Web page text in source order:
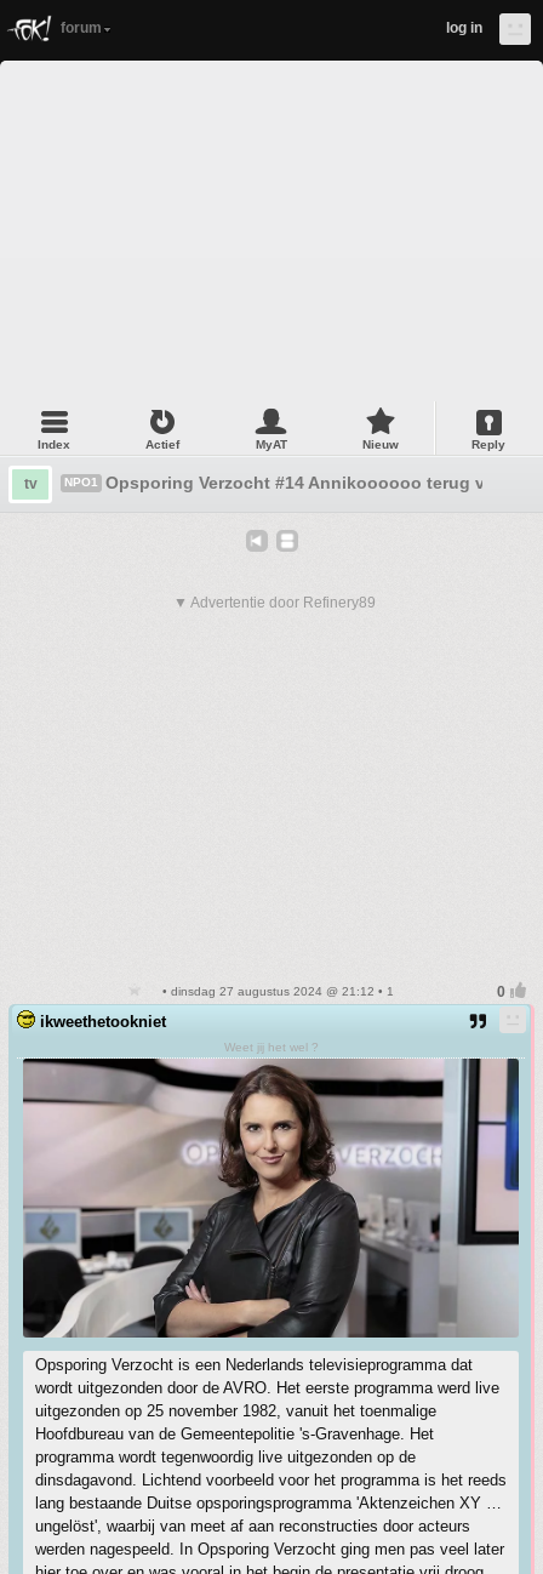
forum log in
Index Actief MyAT Nieuw Reply
tv NPO1 Opsporing Verzocht #14 Annikoooooo terug van
▼ Advertentie door Refinery89
• dinsdag 27 augustus 2024 @ 21:12 • 1
ikweethetookniet
Weet jij het wel ?
Opsporing Verzocht is een Nederlands televisieprogramma dat
wordt uitgezonden door de AVRO. Het eerste programma werd live
uitgezonden op 25 november 1982, vanuit het toenmalige
Hoofdbureau van de Gemeentepolitie 's-Gravenhage. Het
programma wordt tegenwoordig live uitgezonden op de
dinsdagavond. Lichtend voorbeeld voor het programma is het reeds
lang bestaande Duitse opsporingsprogramma 'Aktenzeichen XY …
ungelöst', waarbij van meet af aan reconstructies door acteurs
werden nagespeeld. In Opsporing Verzocht ging men pas veel later